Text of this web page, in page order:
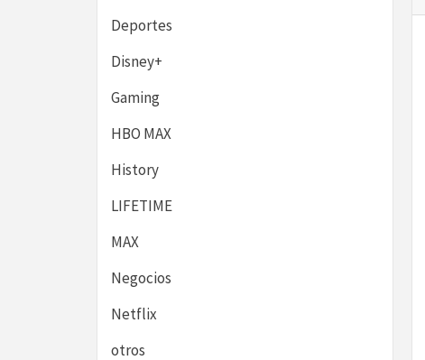
Deportes
Disney+
Gaming
HBO MAX
History
LIFETIME
MAX
Negocios
Netflix
otros